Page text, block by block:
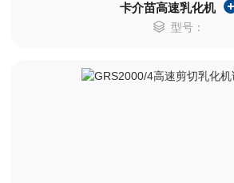
卡介苗高速乳化机
型号：